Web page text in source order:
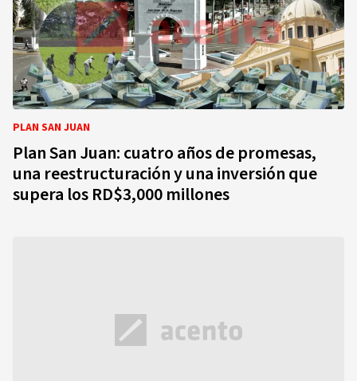
PLAN SAN JUAN
Plan San Juan: cuatro años de promesas,
una reestructuración y una inversión que
supera los RD$3,000 millones